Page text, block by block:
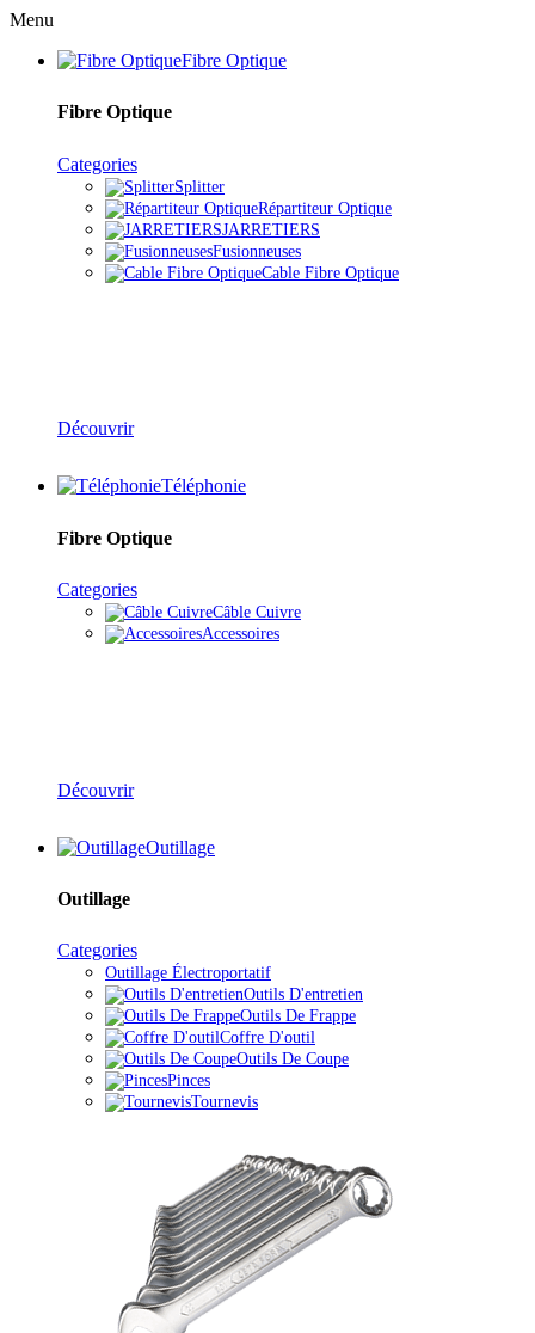
Menu
Fibre Optique
Fibre Optique
Categories
Splitter
Répartiteur Optique
JARRETIERS
Fusionneuses
Cable Fibre Optique
Découvrir
Téléphonie
Fibre Optique
Categories
Câble Cuivre
Accessoires
Découvrir
Outillage
Outillage
Categories
Outillage Électroportatif
Outils D'entretien
Outils De Frappe
Coffre D'outil
Outils De Coupe
Pinces
Tournevis